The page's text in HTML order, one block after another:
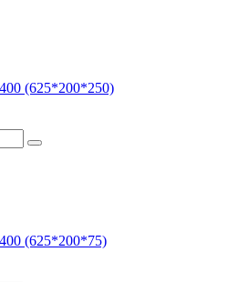
(625*200*250)
(625*200*75)